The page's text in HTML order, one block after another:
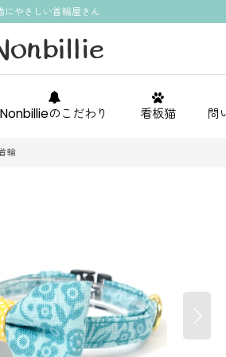
にやさしい首輪屋さん
Nonbillieのこだわり 看板猫 問
輪